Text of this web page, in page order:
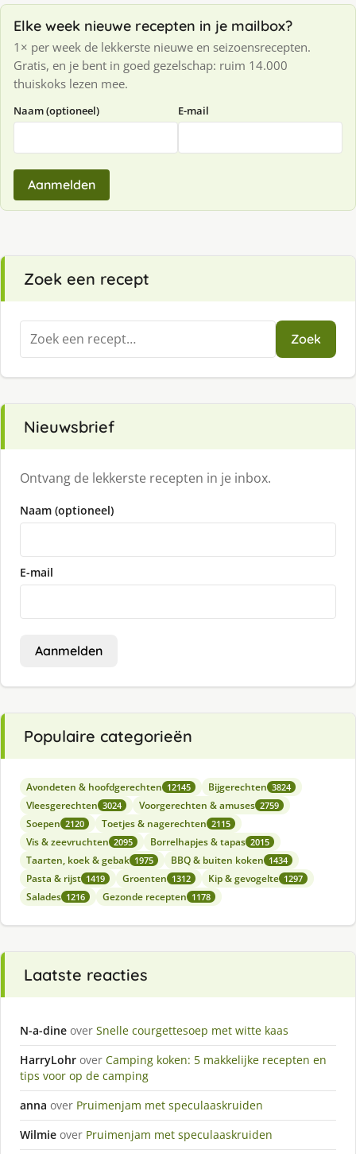
Elke week nieuwe recepten in je mailbox?
1× per week de lekkerste nieuwe en seizoensrecepten.
Gratis, en je bent in goed gezelschap: ruim 14.000
thuiskoks lezen mee.
Naam (optioneel) E-mail
Aanmelden
Zoek een recept
Zoeken
naar:
Zoek
Nieuwsbrief
Ontvang de lekkerste recepten in je inbox.
Naam (optioneel)
E-mail
Aanmelden
Populaire categorieën
Avondeten & hoofdgerechten 12145 Bijgerechten 3824
Vleesgerechten 3024 Voorgerechten & amuses 2759
Soepen 2120 Toetjes & nagerechten 2115
Vis & zeevruchten 2095 Borrelhapjes & tapas 2015
Taarten, koek & gebak 1975 BBQ & buiten koken 1434
Pasta & rijst 1419 Groenten 1312 Kip & gevogelte 1297
Salades 1216 Gezonde recepten 1178
Laatste reacties
N-a-dine over Snelle courgettesoep met witte kaas
HarryLohr over Camping koken: 5 makkelijke recepten en
tips voor op de camping
anna over Pruimenjam met speculaaskruiden
Wilmie over Pruimenjam met speculaaskruiden